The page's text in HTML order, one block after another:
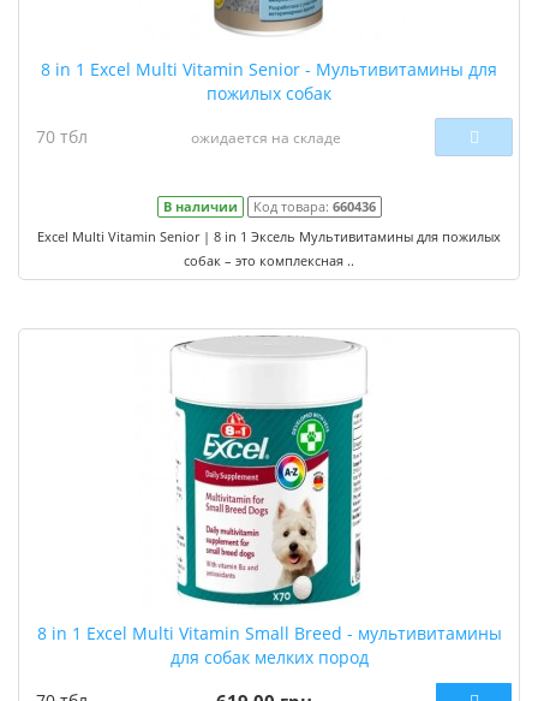
8 in 1 Excel Multi Vitamin Senior - Мультивитамины для
пожилых собак
70 тбл
ожидается на складе
В наличии Код товара: 660436
Excel Multi Vitamin Senior | 8 in 1 Эксель Мультивитамины для пожилых
собак – это комплексная ..
8 in 1 Excel Multi Vitamin Small Breed - мультивитамины
для собак мелких пород